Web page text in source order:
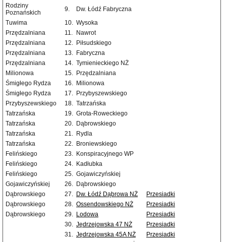
Rodziny
Poznańskich
9.
Dw. Łódź Fabryczna
Tuwima
10. Wysoka
Przędzalniana
11.
Nawrot
Przędzalniana
12. Piłsudskiego
Przędzalniana
13. Fabryczna
Przędzalniana
14. Tymienieckiego NŻ
Milionowa
15. Przędzalniana
Śmigłego Rydza
16. Milionowa
Śmigłego Rydza
17. Przybyszewskiego
Przybyszewskiego
18. Tatrzańska
Tatrzańska
19. Grota-Roweckiego
Tatrzańska
20. Dąbrowskiego
Tatrzańska
21. Rydla
Tatrzańska
22. Broniewskiego
Felińskiego
23. Konspiracyjnego WP
Felińskiego
24. Kadłubka
Felińskiego
25. Gojawiczyńskiej
Gojawiczyńskiej
26. Dąbrowskiego
Dąbrowskiego
27. Dw. Łódź Dąbrowa NŻ
Przesiadki
Dąbrowskiego
28. Ossendowskiego NŻ
Przesiadki
Dąbrowskiego
29. Lodowa
Przesiadki
30. Jędrzejowska 47 NŻ
Przesiadki
31. Jędrzejowska 45A NŻ
Przesiadki